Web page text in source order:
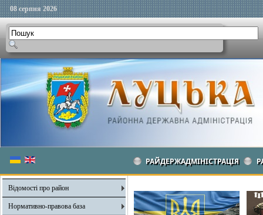
08 серпня 2026
РАЙДЕРЖАДМІНІСТРАЦІЯ
Відомості про район
Нормативно-правова база